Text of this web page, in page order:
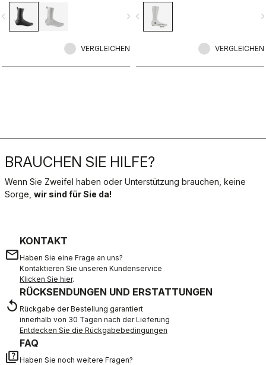
Material passt sich der Form des
Schuhs an, sorgt für eine perfekte,
aerodynamische Passform und
navigate_next
VERGLEICHEN
navigate_before
VERGLEICHEN
BRAUCHEN SIE HILFE?
Wenn Sie Zweifel haben oder Unterstützung brauchen, keine
Sorge, wir sind für Sie da!
email
KONTAKT
Haben Sie eine Frage an uns?
Kontaktieren Sie unseren Kundenservice
Klicken Sie hier.
replay
RÜCKSENDUNGEN UND ERSTATTUNGEN
Rückgabe der Bestellung garantiert
innerhalb von 30 Tagen nach der Lieferung
Entdecken Sie die Rückgabebedingungen
quiz
FAQ
Haben Sie noch weitere Fragen?